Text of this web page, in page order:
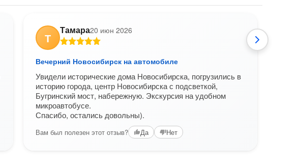
Т
Тамара20 июн 2026
Вечерний Новосибирск на автомобиле
Увидели исторические дома Новосибирска, погрузились в
историю города, центр Новосибирска с подсветкой,
Бугринский мост, набережную. Экскурсия на удобном
микроавтобусе.
Спасибо, остались довольны).
Вам был полезен этот отзыв? Да Нет